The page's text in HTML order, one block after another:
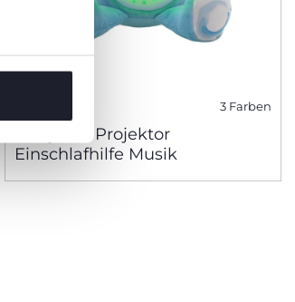
3 Farben
Baby Bär Projektor
Einschlafhilfe Musik